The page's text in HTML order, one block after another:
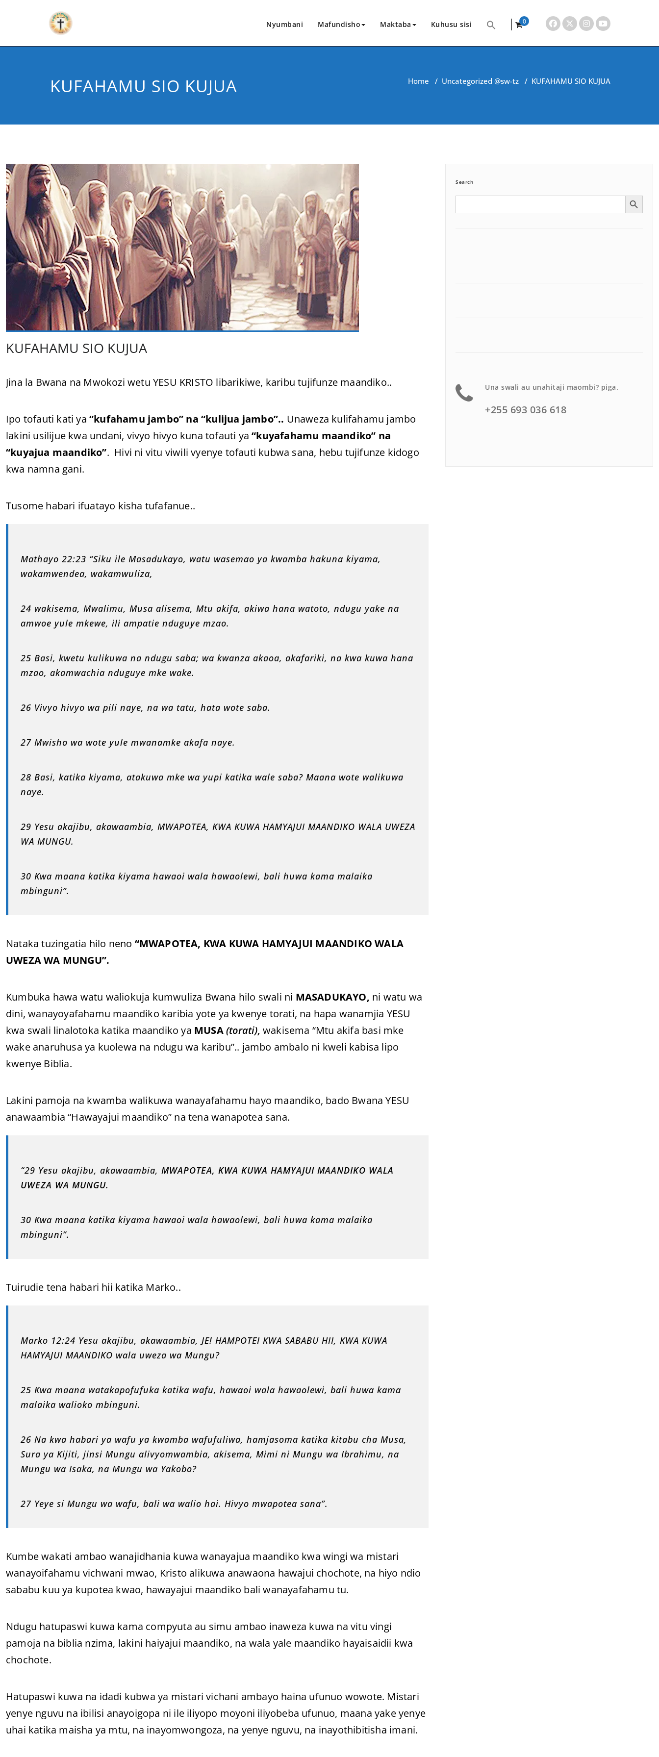
Nyumbani Mafundisho Maktaba Kuhusu sisi
0
KUFAHAMU SIO KUJUA Home / Uncategorized @sw-tz / KUFAHAMU SIO KUJUA
KUFAHAMU SIO KUJUA
Jina la Bwana na Mwokozi wetu YESU KRISTO libarikiwe, karibu tujifunze maandiko..
Ipo tofauti kati ya “kufahamu jambo” na “kulijua jambo”.. Unaweza kulifahamu jambo
lakini usilijue kwa undani, vivyo hivyo kuna tofauti ya“kuyafahamu maandiko” na
“kuyajua maandiko”. Hivi ni vitu viwili vyenye tofauti kubwa sana, hebu tujifunze kidogo
kwa namna gani.
Tusome habari ifuatayo kisha tufafanue..
Mathayo 22:23 “Siku ile Masadukayo, watu wasemao ya kwamba hakuna kiyama,
wakamwendea, wakamwuliza,
24 wakisema, Mwalimu, Musa alisema, Mtu akifa, akiwa hana watoto, ndugu yake na
amwoe yule mkewe, ili ampatie nduguye mzao.
25 Basi, kwetu kulikuwa na ndugu saba; wa kwanza akaoa, akafariki, na kwa kuwa hana
mzao, akamwachia nduguye mke wake.
26 Vivyo hivyo wa pili naye, na wa tatu, hata wote saba.
27 Mwisho wa wote yule mwanamke akafa naye.
28 Basi, katika kiyama, atakuwa mke wa yupi katika wale saba? Maana wote walikuwa
naye.
29 Yesu akajibu, akawaambia, MWAPOTEA, KWA KUWA HAMYAJUI MAANDIKO WALA UWEZA
WA MUNGU.
30 Kwa maana katika kiyama hawaoi wala hawaolewi, bali huwa kama malaika
mbinguni”.
Nataka tuzingatia hilo neno “MWAPOTEA, KWA KUWA HAMYAJUI MAANDIKO WALA
UWEZA WA MUNGU”.
Kumbuka hawa watu waliokuja kumwuliza Bwana hilo swali ni MASADUKAYO, ni watu wa
dini, wanayoyafahamu maandiko karibia yote ya kwenye torati, na hapa wanamjia YESU
kwa swali linalotoka katika maandiko ya MUSA(torati), wakisema “Mtu akifa basi mke
wake anaruhusa ya kuolewa na ndugu wa karibu”.. jambo ambalo ni kweli kabisa lipo
kwenye Biblia.
Lakini pamoja na kwamba walikuwa wanayafahamu hayo maandiko, bado Bwana YESU
anawaambia “Hawayajui maandiko” na tena wanapotea sana.
“29 Yesu akajibu, akawaambia, MWAPOTEA, KWA KUWA HAMYAJUI MAANDIKO WALA
UWEZA WA MUNGU.
30 Kwa maana katika kiyama hawaoi wala hawaolewi, bali huwa kama malaika
mbinguni”.
Tuirudie tena habari hii katika Marko..
Marko 12:24 Yesu akajibu, akawaambia, JE! HAMPOTEI KWA SABABU HII, KWA KUWA
HAMYAJUI MAANDIKO wala uweza wa Mungu?
25 Kwa maana watakapofufuka katika wafu, hawaoi wala hawaolewi, bali huwa kama
malaika walioko mbinguni.
26 Na kwa habari ya wafu ya kwamba wafufuliwa, hamjasoma katika kitabu cha Musa,
Sura ya Kijiti, jinsi Mungu alivyomwambia, akisema, Mimi ni Mungu wa Ibrahimu, na
Mungu wa Isaka, na Mungu wa Yakobo?
27 Yeye si Mungu wa wafu, bali wa walio hai. Hivyo mwapotea sana”.
Kumbe wakati ambao wanajidhania kuwa wanayajua maandiko kwa wingi wa mistari
wanayoifahamu vichwani mwao, Kristo alikuwa anawaona hawajui chochote, na hiyo ndio
sababu kuu ya kupotea kwao, hawayajui maandiko bali wanayafahamu tu.
Ndugu hatupaswi kuwa kama compyuta au simu ambao inaweza kuwa na vitu vingi
pamoja na biblia nzima, lakini haiyajui maandiko, na wala yale maandiko hayaisaidii kwa
chochote.
Hatupaswi kuwa na idadi kubwa ya mistari vichani ambayo haina ufunuo wowote. Mistari
yenye nguvu na ibilisi anayoigopa ni ile iliyopo moyoni iliyobeba ufunuo, maana yake yenye
uhai katika maisha ya mtu, na inayomwongoza, na yenye nguvu, na inayothibitisha imani.
Search
Search Search Button
Una swali au unahitaji maombi? piga.
+255 693 036 618